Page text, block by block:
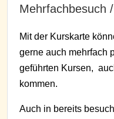
Mehrfachbesuch
Mit der Kurskarte
gerne auch mehrfach
geführten Kursen,
kommen.
Auch in bereits